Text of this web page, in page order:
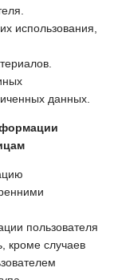
использования,
данных.
пользователя
кроме случаев